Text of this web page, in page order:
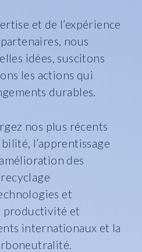
et de l’expérience
nous
idées, suscitons
les actions qui
durables.
nos plus récents
l’apprentissage
des
et
productivité et
internationaux et la